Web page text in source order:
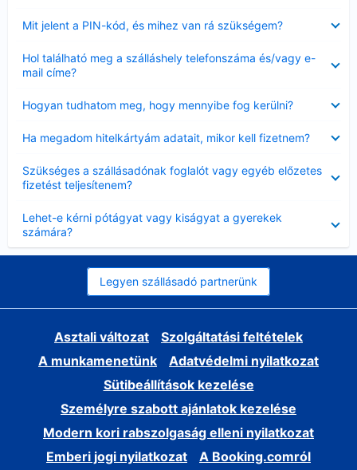
Mit jelent a PIN-kód, és mihez van rá szükségem?
Hol található meg a szálláshely telefonszáma és/vagy e-
mail címe?
Hogyan tudhatom meg, hogy mennyibe fog kerülni?
Ha megadom hitelkártyám adatait, mikor kell fizetnem?
Szükséges a szállásadónak foglalót vagy egyéb előzetes
fizetést teljesítenem?
Lehet-e kérni pótágyat vagy kiságyat a gyerekek
számára?
Legyen szállásadó partnerünk
Asztali változat
Szolgáltatási feltételek
A munkamenetünk
Adatvédelmi nyilatkozat
Sütibeállítások kezelése
Személyre szabott ajánlatok kezelése
Modern kori rabszolgaság elleni nyilatkozat
Emberi jogi nyilatkozat
A Booking.comról